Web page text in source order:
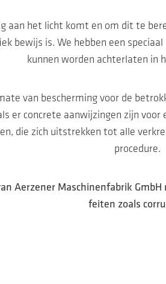
aan het licht komt en om dit te
bewijs is. We hebben een
kunnen worden achterlaten in
van bescherming voor de
er concrete aanwijzingen zijn
die zich uitstrekken tot alle
procedure.
Aerzener Maschinenfabrik
feiten zoals